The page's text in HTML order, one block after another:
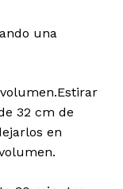
una
32 cm de
en